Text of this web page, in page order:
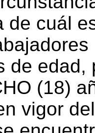
de cuál
de edad,
(18)
vigor